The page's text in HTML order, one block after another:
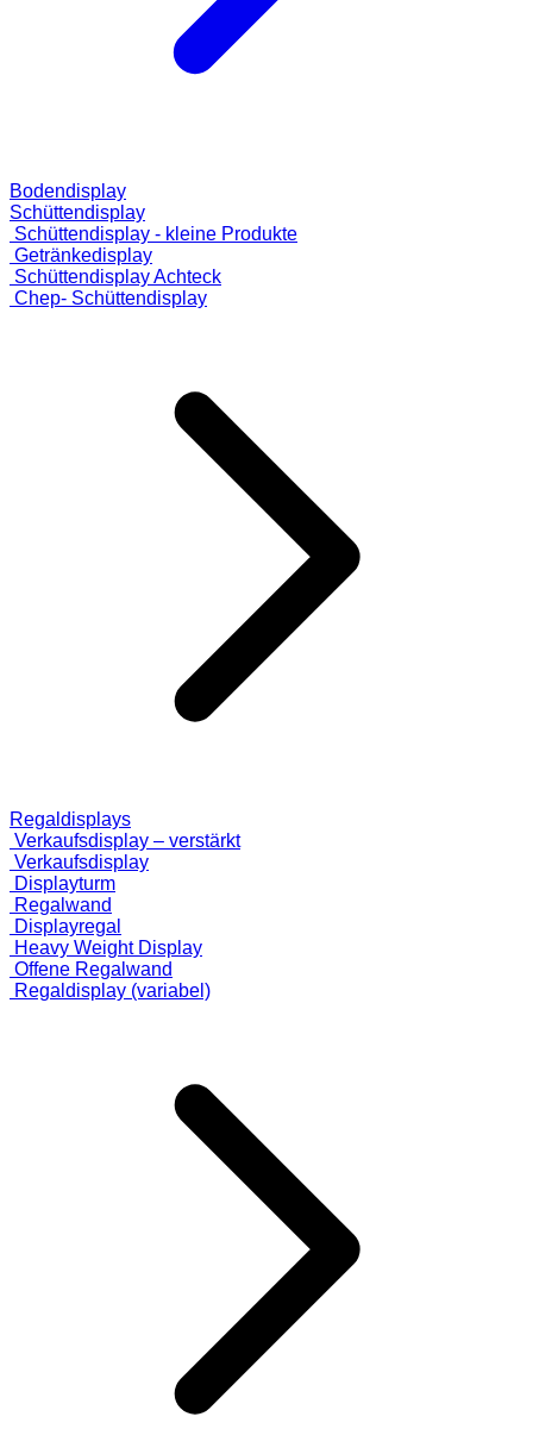
Bodendisplay
Schüttendisplay
Schüttendisplay - kleine Produkte
Getränkedisplay
Schüttendisplay Achteck
Chep- Schüttendisplay
Regaldisplays
Verkaufsdisplay – verstärkt
Verkaufsdisplay
Displayturm
Regalwand
Displayregal
Heavy Weight Display
Offene Regalwand
Regaldisplay (variabel)